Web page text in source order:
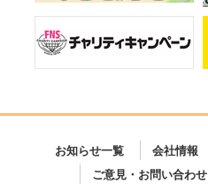
お知らせ一覧 会社情報
ご意見・お問い合わせ